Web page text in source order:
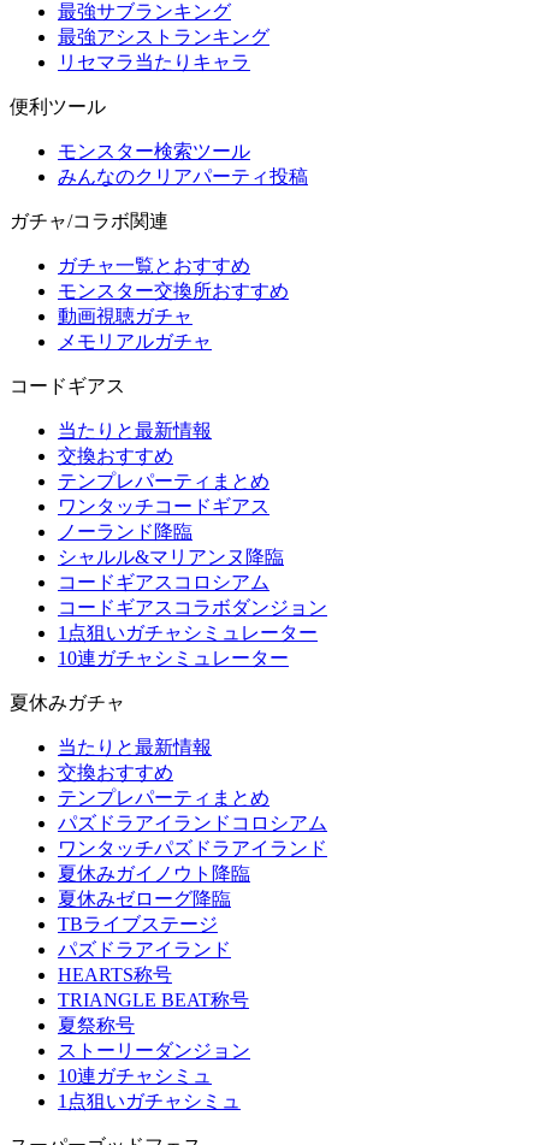
最強サブランキング
最強アシストランキング
リセマラ当たりキャラ
便利ツール
モンスター検索ツール
みんなのクリアパーティ投稿
ガチャ/コラボ関連
ガチャ一覧とおすすめ
モンスター交換所おすすめ
動画視聴ガチャ
メモリアルガチャ
コードギアス
当たりと最新情報
交換おすすめ
テンプレパーティまとめ
ワンタッチコードギアス
ノーランド降臨
シャルル&マリアンヌ降臨
コードギアスコロシアム
コードギアスコラボダンジョン
1点狙いガチャシミュレーター
10連ガチャシミュレーター
夏休みガチャ
当たりと最新情報
交換おすすめ
テンプレパーティまとめ
パズドラアイランドコロシアム
ワンタッチパズドラアイランド
夏休みガイノウト降臨
夏休みゼローグ降臨
TBライブステージ
パズドラアイランド
HEARTS称号
TRIANGLE BEAT称号
夏祭称号
ストーリーダンジョン
10連ガチャシミュ
1点狙いガチャシミュ